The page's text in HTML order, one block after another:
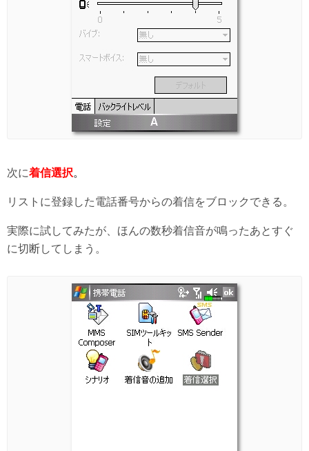
次に着信選択。
リストに登録した電話番号からの着信をブロックできる。
実際に試してみたが、ほんの数秒着信音が鳴ったあとすぐ
に切断してしまう。